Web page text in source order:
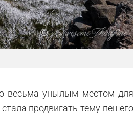
весьма унылым местом для
продвигать тему пешего